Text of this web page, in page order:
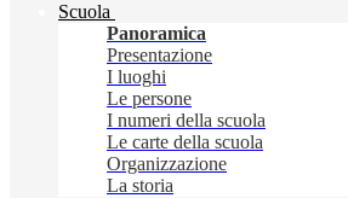
Scuola
Panoramica
Presentazione
I luoghi
Le persone
I numeri della scuola
Le carte della scuola
Organizzazione
La storia